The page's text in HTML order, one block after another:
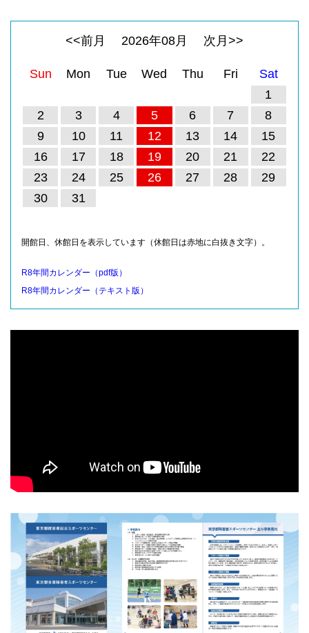
<<前月 2026年08月 次月>>
Sun Mon Tue Wed Thu Fri
Sat
1
2
3 4 5 6 7
8
9
10 11 12 13 14
15
16
17 18 19 20 21
22
23
24 25 26 27 28
29
30
31
開館日、休館日を表示しています（休館日は赤地に白抜き文字）。
R8年間カレンダー（pdf版）
R8年間カレンダー（テキスト版）